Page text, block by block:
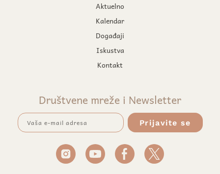
Aktuelno
Kalendar
Događaji
Iskustva
Kontakt
Društvene mreže i Newsletter